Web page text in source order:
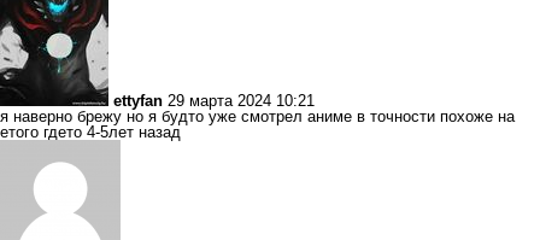
ettyfan 29 марта 2024 10:21
я наверно брежу но я будто уже смотрел аниме в точности похоже на
етого гдето 4-5лет назад